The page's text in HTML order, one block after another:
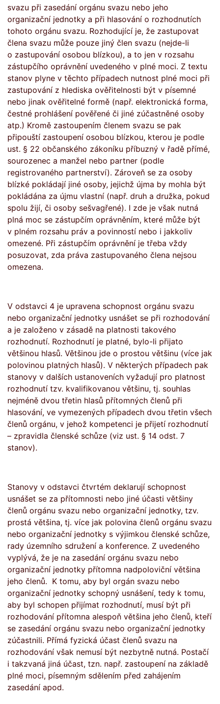
svazu při zasedání orgánu svazu nebo jeho
organizační jednotky a při hlasování o rozhodnutích
tohoto orgánu svazu. Rozhodující je, že zastupovat
člena svazu může pouze jiný člen svazu (nejde-li
o zastupování osobou blízkou), a to jen v rozsahu
zástupčího oprávnění uvedeného v plné moci. Z textu
stanov plyne v těchto případech nutnost plné moci při
zastupování z hlediska ověřitelnosti být v písemné
nebo jinak ověřitelné formě (např. elektronická forma,
čestné prohlášení pověřené či jiné zúčastněné osoby
atp.) Kromě zastoupením členem svazu se pak
připouští zastoupení osobou blízkou, kterou je podle
ust. § 22 občanského zákoníku příbuzný v řadě přímé,
sourozenec a manžel nebo partner (podle
registrovaného partnerství). Zároveň se za osoby
blízké pokládají jiné osoby, jejichž újma by mohla být
pokládána za újmu vlastní (např. druh a družka, pokud
spolu žijí, či osoby sešvagřené). I zde je však nutná
plná moc se zástupčím oprávněním, které může být
v plném rozsahu práv a povinností nebo i jakkoliv
omezené. Při zástupčím oprávnění je třeba vždy
posuzovat, zda práva zastupovaného člena nejsou
omezena.
V odstavci 4 je upravena schopnost orgánu svazu
nebo organizační jednotky usnášet se při rozhodování
a je založeno v zásadě na platnosti takového
rozhodnutí. Rozhodnutí je platné, bylo-li přijato
většinou hlasů. Většinou jde o prostou většinu (více jak
polovinou platných hlasů). V některých případech pak
stanovy v dalších ustanoveních vyžadují pro platnost
rozhodnutí tzv. kvalifikovanou většinu, tj. souhlas
nejméně dvou třetin hlasů přítomných členů při
hlasování, ve vymezených případech dvou třetin všech
členů orgánu, v jehož kompetenci je přijetí rozhodnutí
– zpravidla členské schůze (viz ust. § 14 odst. 7
stanov).
Stanovy v odstavci čtvrtém deklarují schopnost
usnášet se za přítomnosti nebo jiné účasti většiny
členů orgánu svazu nebo organizační jednotky, tzv.
prostá většina, tj. více jak polovina členů orgánu svazu
nebo organizační jednotky s výjimkou členské schůze,
rady územního sdružení a konference. Z uvedeného
vyplývá, že je na zasedání orgánu svazu nebo
organizační jednotky přítomna nadpoloviční většina
jeho členů. K tomu, aby byl orgán svazu nebo
organizační jednotky schopný usnášení, tedy k tomu,
aby byl schopen přijímat rozhodnutí, musí být při
rozhodování přítomna alespoň většina jeho členů, kteří
se zasedání orgánu svazu nebo organizační jednotky
zúčastnili. Přímá fyzická účast členů svazu na
rozhodování však nemusí být nezbytně nutná. Postačí
i takzvaná jiná účast, tzn. např. zastoupení na základě
plné moci, písemným sdělením před zahájením
zasedání apod.